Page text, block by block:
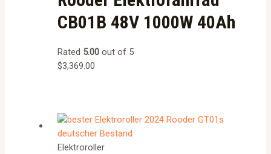
CB01B 48V 1000W 40Ah
Rated 5.00 out of 5
$3,369.00
Elektroroller